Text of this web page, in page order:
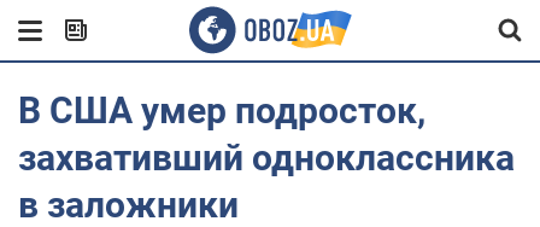
В США умер подросток,
захвативший одноклассника
в заложники